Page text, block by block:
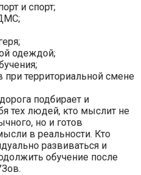
и спорт;
одеждой;
при территориальной смене
подбирает и
тех людей, кто мыслит не
но и готов
в реальности. Кто
развиваться и
обучение после